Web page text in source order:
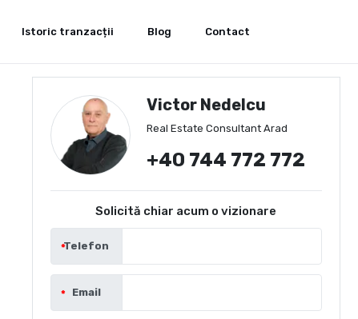
Istoric tranzacții Blog Contact
Victor Nedelcu
Real Estate Consultant Arad
+40 744 772 772
Solicită chiar acum o vizionare
Telefon
Email